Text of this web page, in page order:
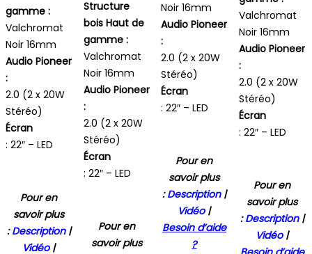
gamme :
Valchromat
Noir 16mm
Audio Pioneer
:
2.0 (2 x 20W
Stéréo)
Écran
: 22″ – LED
Pour en
savoir plus
:Description|
Vidéo|
Structure
bois Haut de
gamme :
Valchromat
Noir 16mm
Audio Pioneer
:
2.0 (2 x 20W
Stéréo)
Écran
: 22″ – LED
Pour en
savoir plus
Noir 16mm
Audio Pioneer
:
2.0 (2 x 20W
Stéréo)
Écran
: 22″ – LED
Pour en
savoir plus
:Description|
Vidéo|
Besoin d’aide
?
Valchromat
Noir 16mm
Audio Pioneer
:
2.0 (2 x 20W
Stéréo)
Écran
: 22″ – LED
Pour en
savoir plus
:Description|
Vidéo|